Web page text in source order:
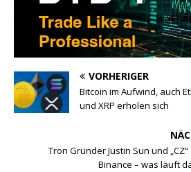
VORHERIGER
Bitcoin im Aufwind, auch
und XRP erholen sich
Tron Gründer Justin Sun und
Binance – was läuft